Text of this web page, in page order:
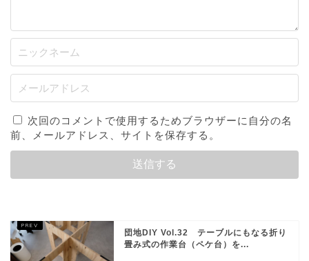
次回のコメントで使用するためブラウザーに自分の名
前、メールアドレス、サイトを保存する。
団地DIY Vol.32 テーブルにもなる折り
畳み式の作業台（ペケ台）を...